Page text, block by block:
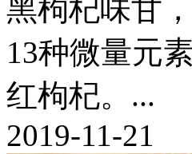
黑枸杞味甘
13种微量元
红枸杞。...
2019-11-21